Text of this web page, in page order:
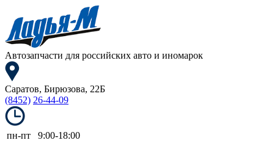
Автозапчасти для российских авто и иномарок
Саратов, Бирюзова, 22Б
(8452) 26-44-09
пн-пт
9:00-18:00